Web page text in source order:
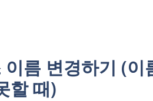
름 변경하기 (이
할 때)